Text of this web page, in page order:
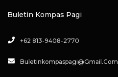
Buletin Kompas Pagi
+62 813-9408-2770
Buletinkompaspagi@gmail.com